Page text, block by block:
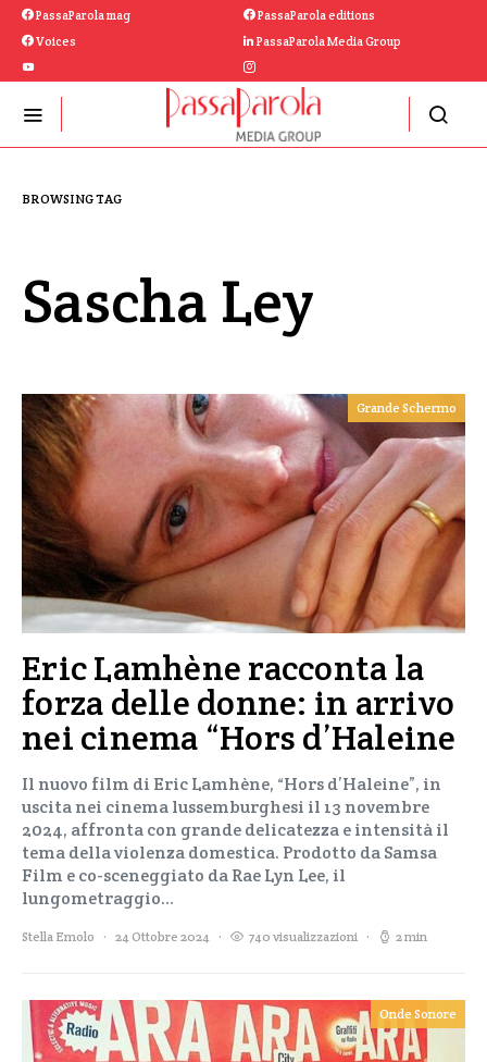
PassaParola mag
PassaParola editions
Voices
PassaParola Media Group
BROWSING TAG
Sascha Ley
Grande Schermo
Eric Lamhène racconta la
forza delle donne: in arrivo
nei cinema “Hors d’Haleine
Il nuovo film di Eric Lamhène, “Hors d’Haleine”, in
uscita nei cinema lussemburghesi il 13 novembre
2024, affronta con grande delicatezza e intensità il
tema della violenza domestica. Prodotto da Samsa
Film e co-sceneggiato da Rae Lyn Lee, il
lungometraggio…
Stella Emolo 24 Ottobre 2024 740 visualizzazioni 2 min
Onde Sonore